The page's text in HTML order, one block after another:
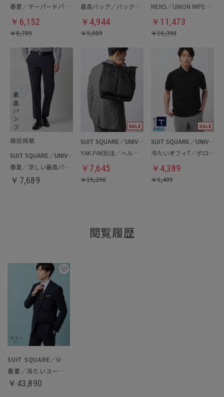
春夏／テーパードパンツ
￥ 6,152
￥8,789
最高バッグ／バックパック
￥ 4,944
￥9,889
MENS／UNION IMPERIAL監修／コインローファー
￥ 11,473
￥16,390
SUIT SQUARE／UNIVERSAL LANGUAGE
春夏／涼しい最高パンツ
￥ 7,689
SUIT SQUARE／UNIVERSAL LANGUAGE
YAK PAK別注／ヘルメットバッグ
￥ 7,645
￥15,290
SUIT SQUARE／UNIVERSAL LANGUAGE
冷たいオフィT／ポロシャツ
￥ 4,389
￥5,489
閲覧履歴
SUIT SQUARE／UNIVERSAL LANGUAGE
春夏／冷たいスーツ／ツーパンツスーツ
￥43,890